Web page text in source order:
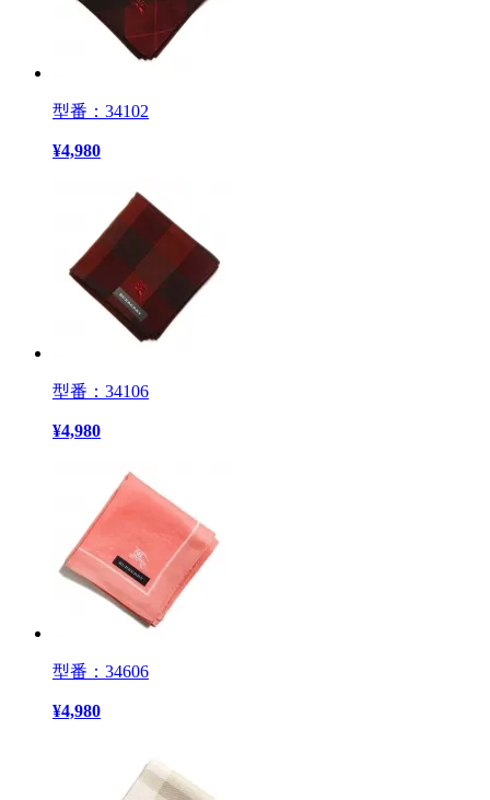
型番：34102
¥4,980
型番：34106
¥4,980
型番：34606
¥4,980